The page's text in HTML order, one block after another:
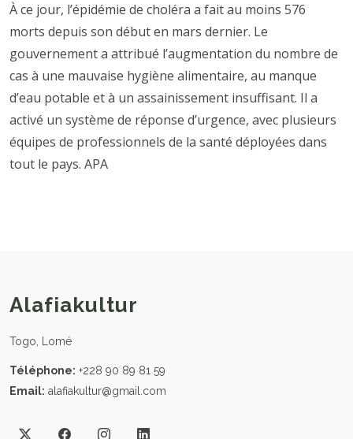
À ce jour, l’épidémie de choléra a fait au moins 576
morts depuis son début en mars dernier. Le
gouvernement a attribué l’augmentation du nombre de
cas à une mauvaise hygiène alimentaire, au manque
d’eau potable et à un assainissement insuffisant. Il a
activé un système de réponse d’urgence, avec plusieurs
équipes de professionnels de la santé déployées dans
tout le pays. APA
Alafiakultur
Togo, Lomé
Téléphone: +228 90 89 81 59
Email: alafiakultur@gmail.com